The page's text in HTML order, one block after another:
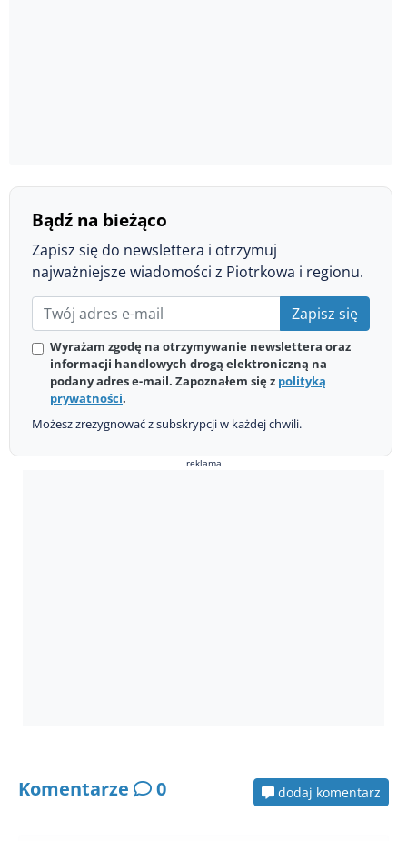
Bądź na bieżąco
Zapisz się do newslettera i otrzymuj
najważniejsze wiadomości z Piotrkowa i regionu.
Zapisz się
Wyrażam zgodę na otrzymywanie newslettera oraz
informacji handlowych drogą elektroniczną na
podany adres e-mail. Zapoznałem się z polityką
prywatności.
Możesz zrezygnować z subskrypcji w każdej chwili.
reklama
Komentarze 0 dodaj komentarz